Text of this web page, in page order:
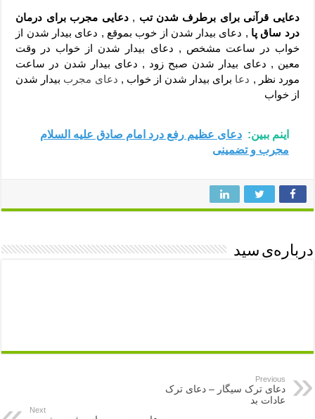
دعایی قرآنی برای برطرف شدن تب ,دعایی مجرب برای درمان
درد ساق پا , دعای بیدار شدن از خوب بموقع , دعای بیدار شدن از
خواب در ساعت مشخص , دعای بیدار شدن از خواب در وقت
معین , دعای بیدار شدن صبح زود , دعای بیدار شدن در ساعت
مورد نظر , دعا برای بیدار شدن از خواب , دعای مجرب بیدار شدن
از خواب
اینم ببین: دعای عظیم رفع درد امام صادق علیه السلام
مجرب و تضمینی
درباره‌ی سید
Previous
دعای ترک سیگار – دعای ترک
عادات بد
Next